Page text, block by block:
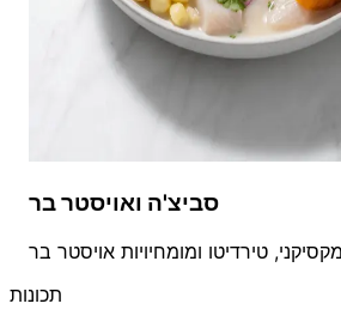
סביצ'ה ואויסטר בר
תכונות